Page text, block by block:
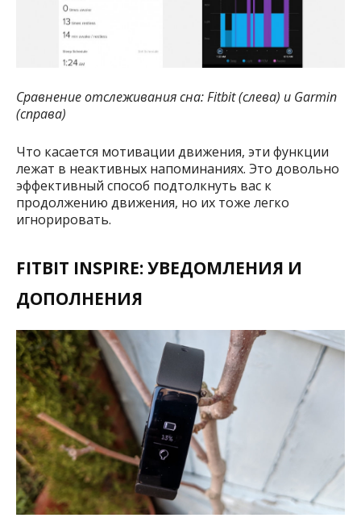
Сравнение отслеживания сна: Fitbit (слева) и Garmin
(справа)
Что касается мотивации движения, эти функции
лежат в неактивных напоминаниях. Это довольно
эффективный способ подтолкнуть вас к
продолжению движения, но их тоже легко
игнорировать.
FITBIT INSPIRE: УВЕДОМЛЕНИЯ И
ДОПОЛНЕНИЯ